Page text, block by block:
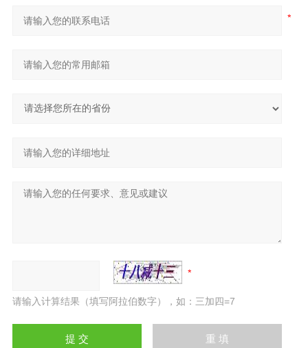
请输入计算结果（填写阿拉伯数字），如：三加四=7